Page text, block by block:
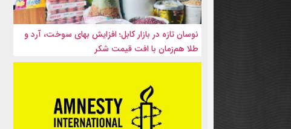
نوسان تازه در بازار کابل؛ افزایش بهای سوخت، آرد و
طلا هم‌زمان با افت قیمت شکر